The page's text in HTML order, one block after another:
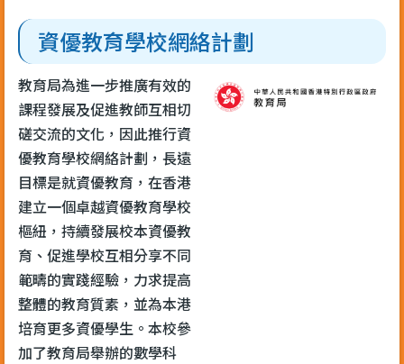
資優教育學校網絡計劃
教育局為進一步推廣有效的
課程發展及促進教師互相切
磋交流的文化，因此推行資
優教育學校網絡計劃，長遠
目標是就資優教育，在香港
建立一個卓越資優教育學校
樞紐，持續發展校本資優教
育、促進學校互相分享不同
範疇的實踐經驗，力求提高
整體的教育質素，並為本港
培育更多資優學生。本校參
加了教育局舉辦的數學科